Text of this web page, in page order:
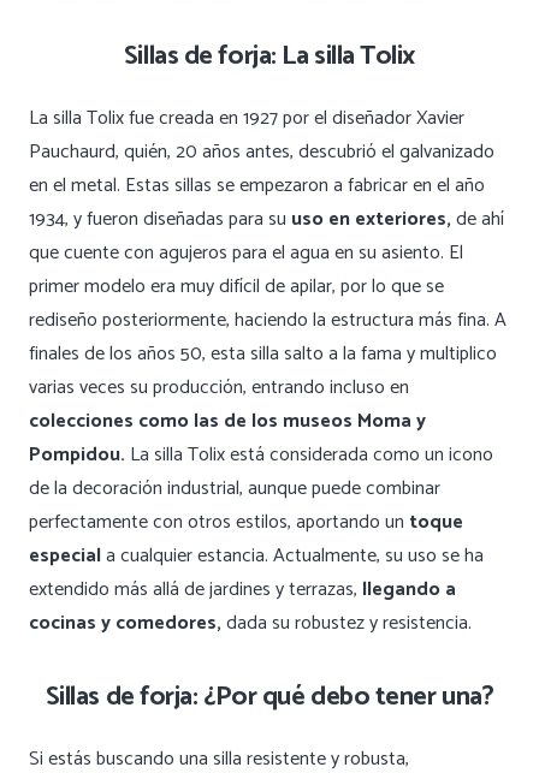
Sillas de forja: La silla Tolix
La silla Tolix fue creada en 1927 por el diseñador Xavier
Pauchaurd, quién, 20 años antes, descubrió el galvanizado
en el metal. Estas sillas se empezaron a fabricar en el año
1934, y fueron diseñadas para su uso en exteriores,de ahí
que cuente con agujeros para el agua en su asiento. El
primer modelo era muy difícil de apilar, por lo que se
rediseño posteriormente, haciendo la estructura más fina. A
finales de los años 50, esta silla salto a la fama y multiplico
varias veces su producción, entrando incluso en
colecciones como las de los museos Moma y
Pompidou. La silla Tolix está considerada como un icono
de la decoración industrial, aunque puede combinar
perfectamente con otros estilos, aportando un toque
especiala cualquier estancia. Actualmente, su uso se ha
extendido más allá de jardines y terrazas, llegando a
cocinas y comedores,dada su robustez y resistencia.
Sillas de forja: ¿Por qué debo tener una?
Si estás buscando una silla resistente y robusta,